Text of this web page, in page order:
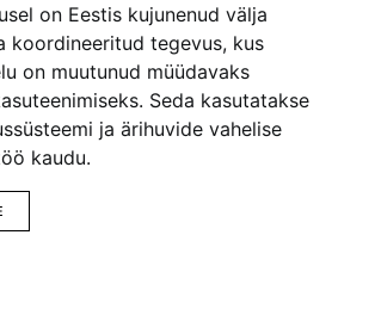
on Eestis kujunenud välja
koordineeritud tegevus, kus
on muutunud müüdavaks
Seda kasutatakse
ja ärihuvide vahelise
kaudu.